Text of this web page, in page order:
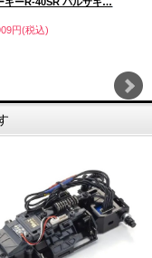
円(税込)